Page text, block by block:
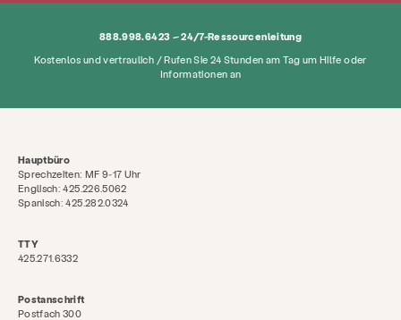
888.998.6423 – 24/7-Ressourcenleitung
Kostenlos und vertraulich / Rufen Sie 24 Stunden am Tag um Hilfe oder
Informationen an
Hauptbüro
Sprechzeiten: MF 9-17 Uhr
Englisch: 425.226.5062
Spanisch: 425.282.0324
TTY
425.271.6332
Postanschrift
Postfach 300